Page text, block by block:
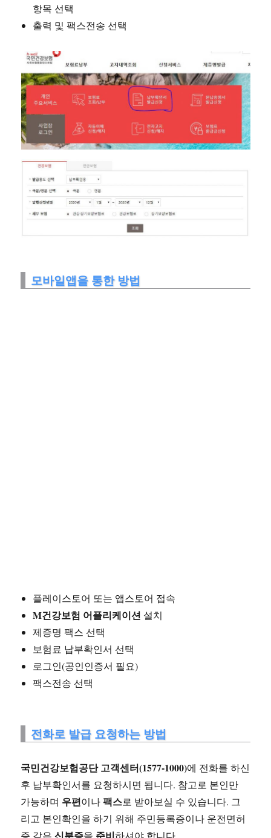
항목 선택
출력 및 팩스전송 선택
모바일앱을 통한 방법
플레이스토어 또는 앱스토어 접속
M건강보험 어플리케이션 설치
제증명 팩스 선택
보험료 납부확인서 선택
로그인(공인인증서 필요)
팩스전송 선택
전화로 발급 요청하는 방법
국민건강보험공단 고객센터(1577-1000)에 전화를 하신
후 납부확인서를 요청하시면 됩니다. 참고로 본인만
가능하며 우편이나팩스로 받아보실 수 있습니다. 그
리고 본인확인을 하기 위해 주민등록증이나 운전면허
증 같은
을 하셔야 합니다.